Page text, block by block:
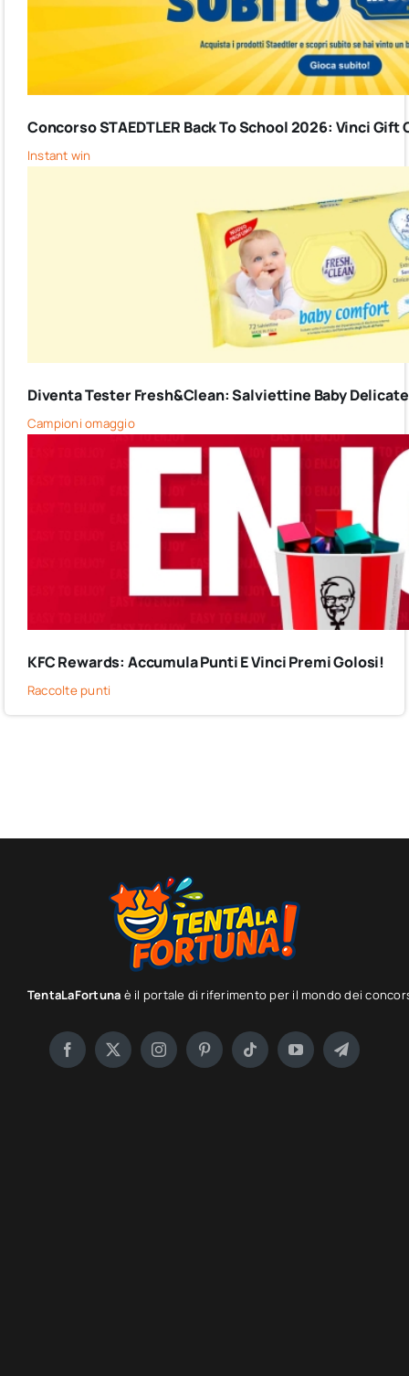
Concorso STAEDTLER Back To School 2026: Vinci Gift
Instant win
Diventa Tester Fresh&Clean: Salviettine Baby
Campioni omaggio
KFC Rewards: Accumula Punti E Vinci Premi Golosi!
Raccolte punti
TentaLaFortuna è il portale di riferimento per il mondo dei